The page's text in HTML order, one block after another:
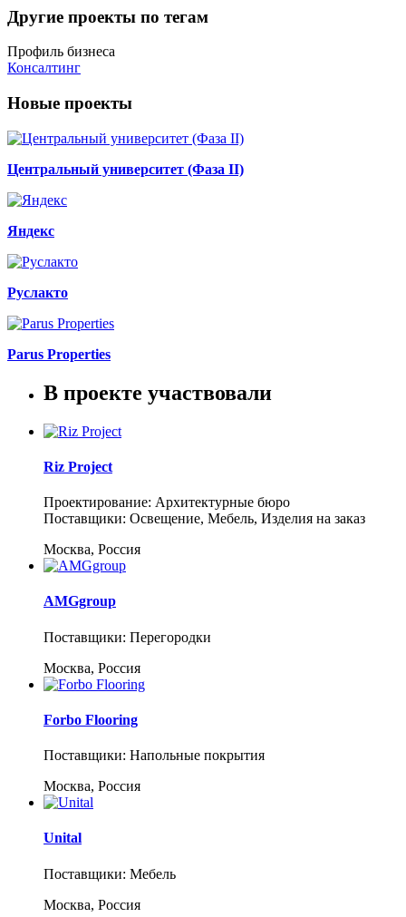
Другие проекты по тегам
Профиль бизнеса
Консалтинг
Новые проекты
Центральный университет (Фаза II)
Яндекс
Руслакто
Parus Properties
В проекте участвовали
Riz Project
Проектирование: Архитектурные бюро
Поставщики: Освещение, Мебель, Изделия на заказ
Москва, Россия
AMGgroup
Поставщики: Перегородки
Москва, Россия
Forbo Flooring
Поставщики: Напольные покрытия
Москва, Россия
Unital
Поставщики: Мебель
Москва, Россия